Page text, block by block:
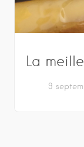
La
9